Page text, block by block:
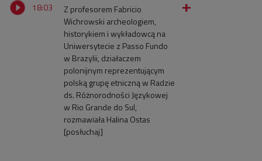
18:03
Z profesorem Fabricio
Wichrowski archeologiem,
historykiem i wykładowcą na
Uniwersytecie z Passo Fundo
w Brazylii, działaczem
polonijnym reprezentującym
polską grupę etniczną w Radzie
ds. Różnorodności Językowej
w Rio Grande do Sul,
rozmawiała Halina Ostas
[posłuchaj]